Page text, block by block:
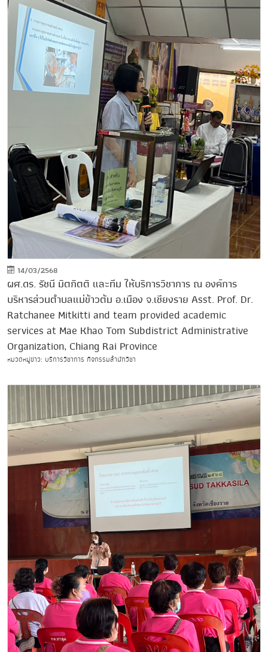
14/03/2568
ผศ.ดร. รัชนี มิตกิตติ และทีม ให้บริการวิชาการ ณ องค์การ
บริหารส่วนตำบลแม่ข้าวต้ม อ.เมือง จ.เชียงราย Asst. Prof. Dr.
Ratchanee Mitkitti and team provided academic
services at Mae Khao Tom Subdistrict Administrative
Organization, Chiang Rai Province
หมวดหมู่ข่าว: บริการวิชาการ กิจกรรมสำนักวิชา